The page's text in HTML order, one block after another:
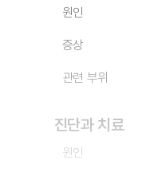
원인
증상
관련 부위
진단과 치료
원인